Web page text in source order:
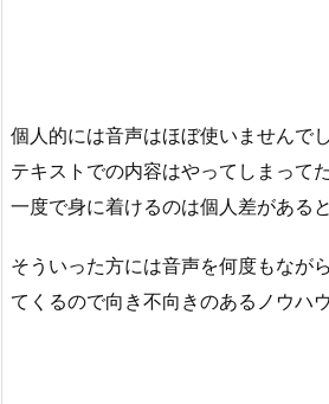
個人的には音声はほぼ使いませんでし
テキストでの内容はやってしまって
一度で身に着けるのは個人差がある
そういった方には音声を何度もなが
てくるので向き不向きのあるノウハ